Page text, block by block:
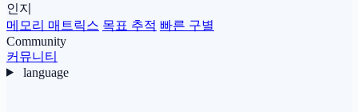
인지
메모리 매트릭스 목표 추적 빠른 구별
Community
커뮤니티
language